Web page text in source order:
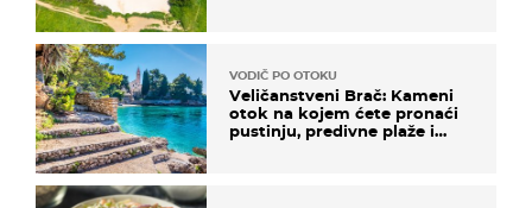
VODIČ PO OTOKU
Veličanstveni Brač: Kameni
otok na kojem ćete pronaći
pustinju, predivne plaže i